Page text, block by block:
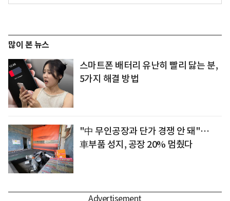
많이 본 뉴스
스마트폰 배터리 유난히 빨리 닳는 분,
5가지 해결 방법
"中 무인공장과 단가 경쟁 안 돼"…
車부품 성지, 공장 20% 멈췄다